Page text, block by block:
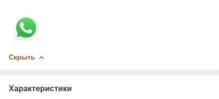
Скрыть
Характеристики